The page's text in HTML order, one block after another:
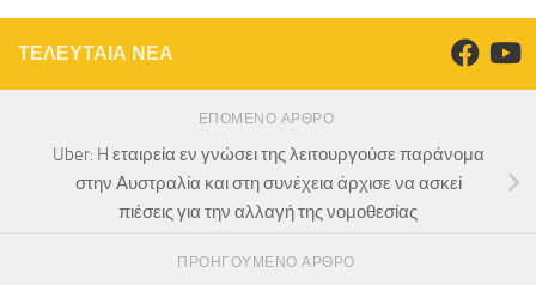
ΤΕΛΕΥΤΑΙΑ ΝΕΑ
ΕΠΌΜΕΝΟ ΆΡΘΡΟ
Uber: H εταιρεία εν γνώσει της λειτουργούσε παράνομα
στην Αυστραλία και στη συνέχεια άρχισε να ασκεί
πιέσεις για την αλλαγή της νομοθεσίας
ΠΡΟΗΓΟΎΜΕΝΟ ΆΡΘΡΟ